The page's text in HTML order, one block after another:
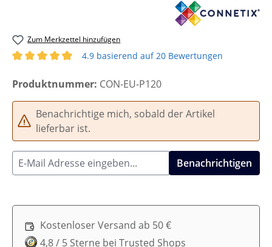
Zum Merkzettel hinzufügen
4.9 basierend auf 20 Bewertungen
Produktnummer: CON-EU-P120
Benachrichtige mich, sobald der Artikel
lieferbar ist.
Benachrichtigen
Kostenloser Versand ab 50 €
4,8 / 5 Sterne bei Trusted Shops